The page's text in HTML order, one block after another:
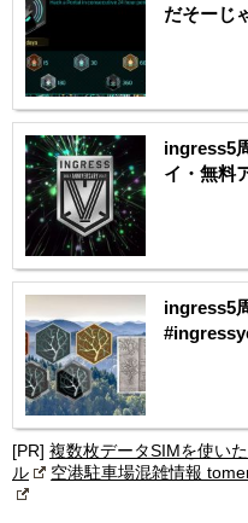
だそーじ
ingress5
イ・無料
ingress5
[PR] 複数枚データSIMを使い
ル
空港駐車場混雑情報